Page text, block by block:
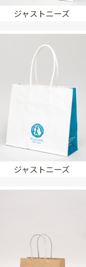
ジャストニーズ
ジャストニーズ